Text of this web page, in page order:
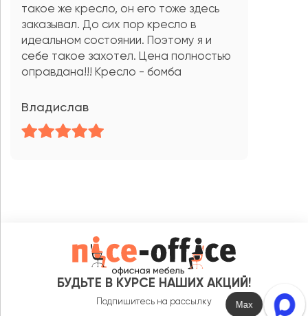
такое же кресло, он его тоже здесь
заказывал. До сих пор кресло в
идеальном состоянии. Поэтому я и
себе такое захотел. Цена полностью
оправдана!!! Кресло - бомба
Владислав
БУДЬТЕ В КУРСЕ НАШИХ АКЦИЙ!
Подпишитесь на рассылку Max